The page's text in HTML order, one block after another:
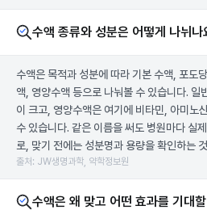
수액 종류와 성분은 어떻게 나뉘나
수액은 목적과 성분에 따라 기본 수액, 포도
액, 영양수액 등으로 나눠볼 수 있습니다. 일
이 크고, 영양수액은 여기에 비타민, 아미노
수 있습니다. 같은 이름을 써도 병원마다 실
로, 맞기 전에는 성분명과 용량을 확인하는
출처: JW생명과학, 약학정보원
수액은 왜 맞고 어떤 효과를 기대